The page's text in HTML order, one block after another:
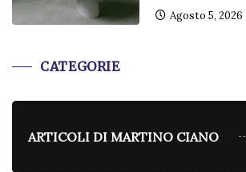
Agosto 5, 2026
CATEGORIE
ARTICOLI DI MARTINO CIANO